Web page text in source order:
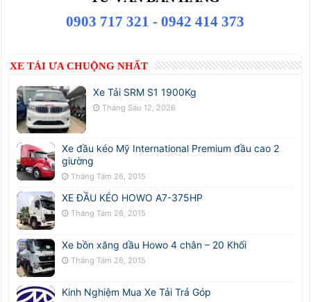
0903 717 321 - 0942 414 373
XE TẢI ƯA CHUỘNG NHẤT
Xe Tải SRM S1 1900Kg
Tháng Sáu 12, 2026
Xe đầu kéo Mỹ International Premium đầu cao 2
giường
Tháng Tám 26, 2015
XE ĐẦU KÉO HOWO A7-375HP
Tháng Tám 26, 2015
Xe bồn xăng dầu Howo 4 chân – 20 Khối
Tháng Tám 26, 2015
Kinh Nghiệm Mua Xe Tải Trả Góp